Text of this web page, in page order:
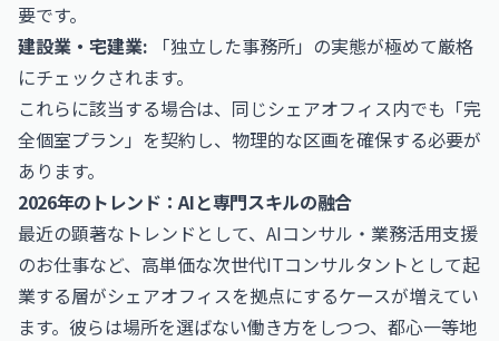
要です。
建設業・宅建業: 「独立した事務所」の実態が極めて厳格
にチェックされます。
これらに該当する場合は、同じシェアオフィス内でも「完
全個室プラン」を契約し、物理的な区画を確保する必要が
あります。
2026年のトレンド：AIと専門スキルの融合
最近の顕著なトレンドとして、 AIコンサル・業務活用支援
のお仕事など、高単価な次世代ITコンサルタントとして起
業する層がシェアオフィスを拠点にするケースが増えてい
ます。彼らは場所を選ばない働き方をしつつ、都心一等地